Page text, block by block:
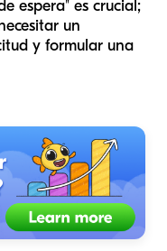
espera" es crucial;
un
y formular una